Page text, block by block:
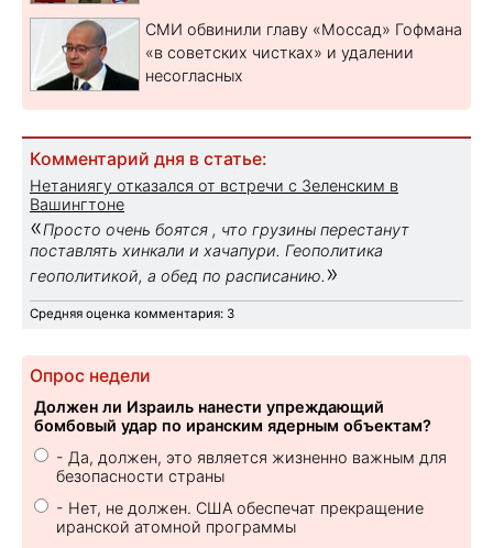
СМИ обвинили главу «Моссад» Гофмана
«в советских чистках» и удалении
несогласных
Комментарий дня в статье:
Нетаниягу отказался от встречи с Зеленским в
Вашингтоне
«Просто очень боятся , что грузины перестанут
поставлять хинкали и хачапури. Геополитика
геополитикой, а обед по расписанию. »
Средняя оценка комментария: 3
Опрос недели
Должен ли Израиль нанести упреждающий
бомбовый удар по иранским ядерным объектам?
- Да, должен, это является жизненно важным для
безопасности страны
- Нет, не должен. США обеспечат прекращение
иранской атомной программы